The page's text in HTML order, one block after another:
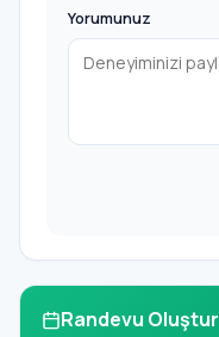
Yorumunuz
Randevu Oluştur